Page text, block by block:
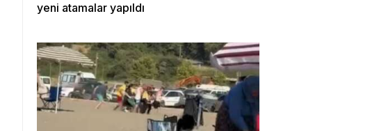
yeni atamalar yapıldı